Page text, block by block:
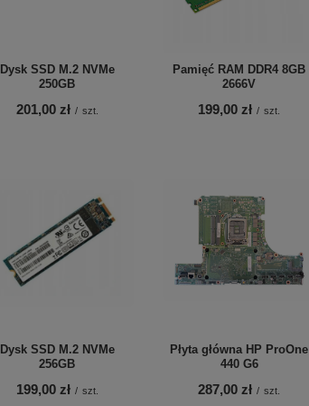
Dysk SSD M.2 NVMe
250GB
201,00 zł / szt.
Pamięć RAM DDR4 8GB
2666V
199,00 zł / szt.
Dysk SSD M.2 NVMe
256GB
199,00 zł / szt.
Płyta główna HP ProOne
440 G6
287,00 zł / szt.